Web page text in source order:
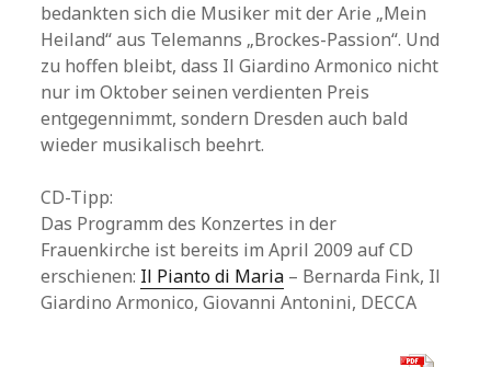
bedankten sich die Musiker mit der Arie „Mein
Heiland“ aus Telemanns „Brockes-Passion“. Und
zu hoffen bleibt, dass Il Giardino Armonico nicht
nur im Oktober seinen verdienten Preis
entgegennimmt, sondern Dresden auch bald
wieder musikalisch beehrt.
CD-Tipp:
Das Programm des Konzertes in der
Frauenkirche ist bereits im April 2009 auf CD
erschienen: Il Pianto di Maria – Bernarda Fink, Il
Giardino Armonico, Giovanni Antonini, DECCA